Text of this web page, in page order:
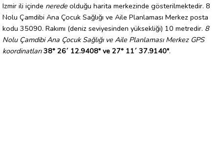
Izmir ili içinde nerede olduğu harita merkezinde gösterilmektedir. 8
Nolu Çamdibi Ana Çocuk Sağlığı ve Aile Planlaması Merkez posta
kodu 35090. Rakımı (deniz seviyesinden yüksekliği) 10 metredir. 8
Nolu Çamdibi Ana Çocuk Sağlığı ve Aile Planlaması Merkez GPS
koordinatları 38° 26´ 12.9408" ve 27° 11´ 37.9140".